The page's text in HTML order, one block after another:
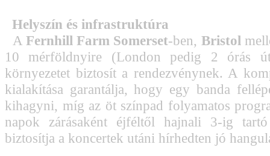
Helyszín és infrastruktúra
A Fernhill Farm Somerset-ben, Bristol
10 mérföldnyire (London pedig 2 órás
környezetet biztosít a rendezvénynek. A
kialakítása garantálja, hogy egy banda
kihagyni, míg az öt színpad folyamatos
napok zárásaként éjféltől hajnali 3-ig
biztosítja a koncertek utáni hírhedten jó